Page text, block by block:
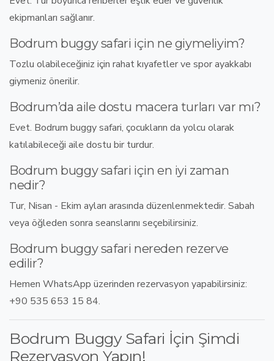
ekipmanları sağlanır.
Bodrum buggy safari için ne giymeliyim?
Tozlu olabileceğiniz için rahat kıyafetlerve spor ayakkabı
giymeniz önerilir.
Bodrum’da aile dostu macera turları var mı?
Evet. Bodrum buggy safari, çocukların da yolcu olarak
katılabileceği aile dostu bir turdur.
Bodrum buggy safari için en iyi zaman
nedir?
Tur, Nisan - Ekim ayları arasında düzenlenmektedir. Sabah
veya öğleden sonra seanslarını seçebilirsiniz.
Bodrum buggy safari nereden rezerve
edilir?
Hemen WhatsApp üzerinden rezervasyon yapabilirsiniz:
+90 535 653 15 84.
Bodrum Buggy Safari İçin Şimdi
Rezervasyon Yapın!